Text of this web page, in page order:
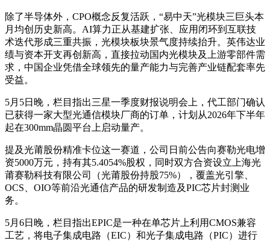
除了半导体外，CPO概念反复活跃，“易中天”光模块三巨头本
月均创历史新高。AI算力正从基建扩张、应用闭环到互联技
术迭代形成三重共振，光模块板块景气度持续抬升。英伟达业
绩与资本开支再创新高，直接拉动国内光模块及上游零部件需
求，中国企业凭借全球领先的量产能力与完善产业链配套率先
受益。
5月5日晚，栏目指出三星一季度财报说明会上，代工部门确认
已获得一家大型光通信模块厂商的订单，计划从2026年下半年
起在300mm晶圆平台上启动量产。
提及光莆股份精准卡位这一赛道，公司日前公告向赛勒光电增
资5000万元，持有其5.4054%股权，同时双方合资设立上海光
莆赛勒科技有限公司（光莆股份持股75%），覆盖光引擎、
OCS、OIO等前沿光通信产品的研发制造及PIC芯片封测业
务。
5月6日晚，栏目指出EPIC是一种在单芯片上利用CMOS兼容
工艺，将电子集成电路（EIC）和光子集成电路（PIC）进行